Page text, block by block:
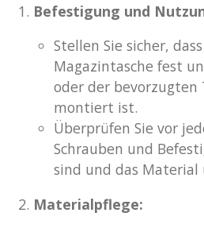
Befestigung und
Stellen Sie sicher,
Magazintasche fest
oder der bevorzugten
montiert ist.
Überprüfen Sie vor
Schrauben und
sind und das Material
Materialpflege: